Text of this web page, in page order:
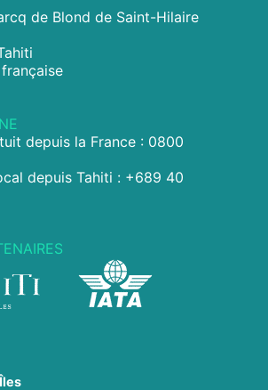
de Blond de Saint-Hilaire
depuis la France : 0800
depuis Tahiti : +689 40